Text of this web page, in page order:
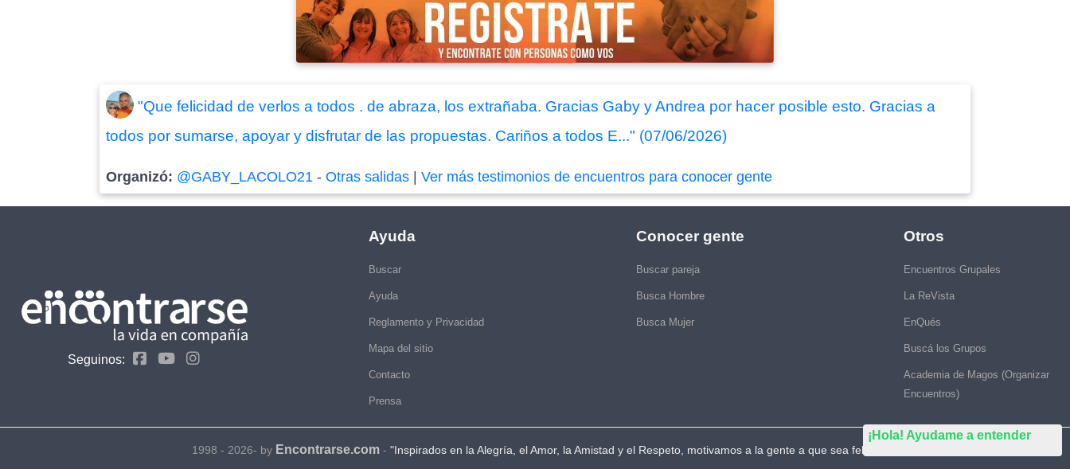
¡Hola! Ayudame a entender
"Que felicidad de verlos a todos . de abraza, los extrañaba. Gracias Gaby y Andrea por hacer posible esto. Gracias a
todos por sumarse, apoyar y disfrutar de las propuestas. Cariños a todos E..." (07/06/2026)
Organizó: @GABY_LACOLO21 -Otras salidas |Ver más testimonios de encuentros para conocer gente
Seguinos:
Ayuda
Buscar
Ayuda
Reglamento y Privacidad
Mapa del sitio
Contacto
Prensa
Conocer gente
Buscar pareja
Busca Hombre
Busca Mujer
Otros
Encuentros Grupales
La ReVista
EnQués
Buscá los Grupos
Academia de Magos (Organizar
Encuentros)
1998 - 2026- by Encontrarse.com- "Inspirados en la Alegría, el Amor, la Amistad y el Respeto, motivamos a la gente a que sea feliz."